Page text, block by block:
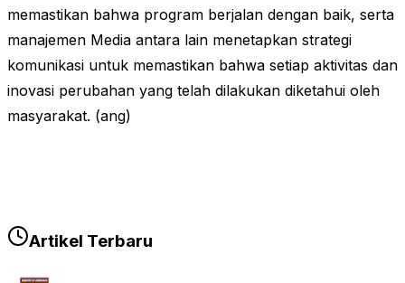
memastikan bahwa program berjalan dengan baik, serta
manajemen Media antara lain menetapkan strategi
komunikasi untuk memastikan bahwa setiap aktivitas dan
inovasi perubahan yang telah dilakukan diketahui oleh
masyarakat. (ang)
Artikel Terbaru